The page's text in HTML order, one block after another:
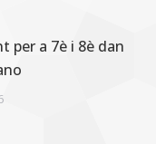
per a 7è i 8è dan